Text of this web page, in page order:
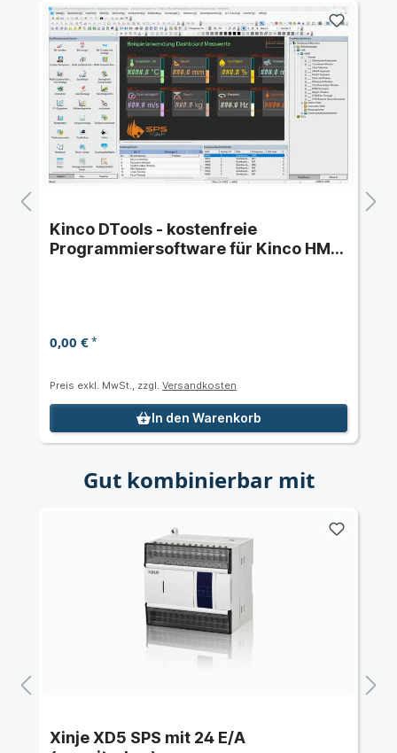
Kinco DTools - kostenfreie
Programmiersoftware für Kinco HMI
0,00 €*
Preis exkl. MwSt., zzgl. Versandkosten
In den Warenkorb
Gut kombinierbar mit
Xinje XD5 SPS mit 24 E/A